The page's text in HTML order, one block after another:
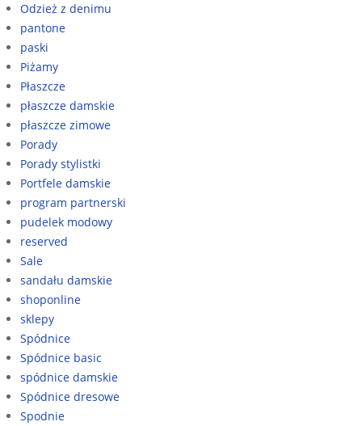
Odzież z denimu
pantone
paski
Piżamy
Płaszcze
płaszcze damskie
płaszcze zimowe
Porady
Porady stylistki
Portfele damskie
program partnerski
pudelek modowy
reserved
Sale
sandału damskie
shoponline
sklepy
Spódnice
Spódnice basic
spódnice damskie
Spódnice dresowe
Spodnie